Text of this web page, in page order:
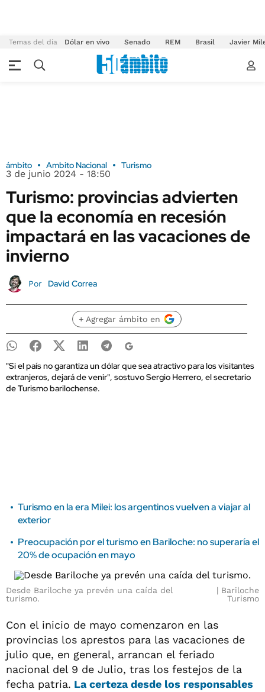
Temas del día Dólar en vivo Senado REM Brasil Javier
ámbito Ambito Nacional Turismo
3 de junio 2024 - 18:50
Turismo: provincias advierten
que la economía en recesión
impactará en las vacaciones de
invierno
Por David Correa
+ Agregar ámbito en
"Si el país no garantiza un dólar que sea atractivo para los visitantes
extranjeros, dejará de venir", sostuvo Sergio Herrero, el secretario
de Turismo barilochense.
Turismo en la era Milei: los argentinos vuelven a viajar al
exterior
Preocupación por el turismo en Bariloche: no superaría el
20% de ocupación en mayo
Desde Bariloche ya prevén una caída del
turismo.
Bariloche
Turismo
Con el inicio de mayo comenzaron en las
provincias los aprestos para las vacaciones de
julio que, en general, arrancan el feriado
nacional del 9 de Julio, tras los festejos de la
fecha patria. La certeza desde los responsables